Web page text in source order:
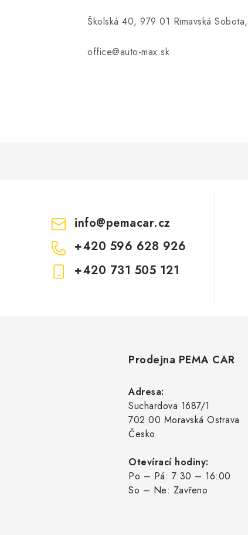
Školská 40, 979 01 Rimavská
office@auto-max.sk
info@pemacar.cz
+420 596 628 926
+420 731 505 121
Prodejna PEMA CAR
Adresa:
Suchardova 1687/1
702 00 Moravská Ostrava
Česko
Otevírací hodiny:
Po – Pá: 7:30 – 16:00
So – Ne: Zavřeno